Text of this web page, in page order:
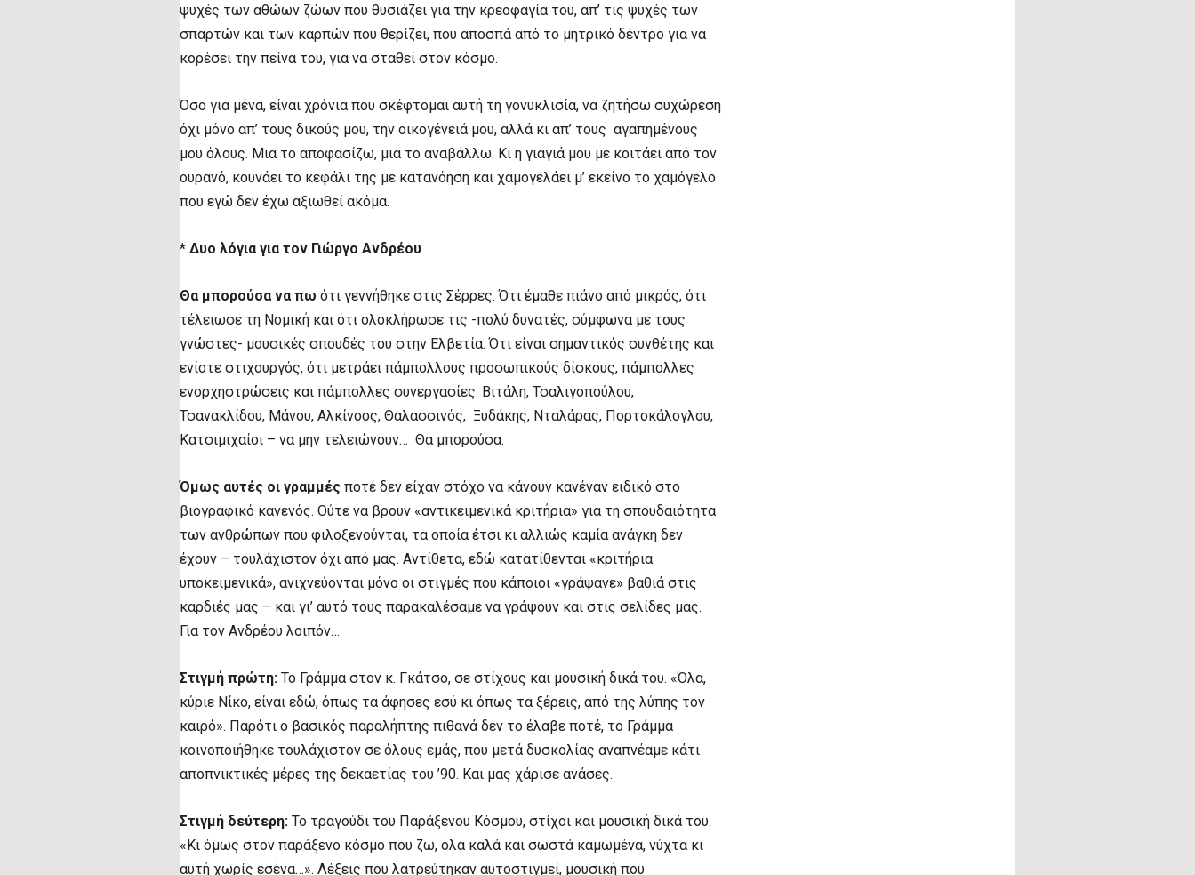
ψυχές των αθώων ζώων που θυσιάζει για την κρεοφαγία του, απ’ τις ψυχές των
σπαρτών και των καρπών που θερίζει, που αποσπά από το μητρικό δέντρο για να
κορέσει την πείνα του, για να σταθεί στον κόσμο.
Όσο για μένα, είναι χρόνια που σκέφτομαι αυτή τη γονυκλισία, να ζητήσω συχώρεση
όχι μόνο απ’ τους δικούς μου, την οικογένειά μου, αλλά κι απ’ τους αγαπημένους
μου όλους. Μια το αποφασίζω, μια το αναβάλλω. Κι η γιαγιά μου με κοιτάει από τον
ουρανό, κουνάει το κεφάλι της με κατανόηση και χαμογελάει μ’ εκείνο το χαμόγελο
που εγώ δεν έχω αξιωθεί ακόμα.
* Δυο λόγια για τον Γιώργο Ανδρέου
Θα μπορούσα να πω ότι γεννήθηκε στις Σέρρες. Ότι έμαθε πιάνο από μικρός, ότι
τέλειωσε τη Νομική και ότι ολοκλήρωσε τις -πολύ δυνατές, σύμφωνα με τους
γνώστες- μουσικές σπουδές του στην Ελβετία. Ότι είναι σημαντικός συνθέτης και
ενίοτε στιχουργός, ότι μετράει πάμπολλους προσωπικούς δίσκους, πάμπολλες
ενορχηστρώσεις και πάμπολλες συνεργασίες: Βιτάλη, Τσαλιγοπούλου,
Τσανακλίδου, Μάνου, Αλκίνοος, Θαλασσινός, Ξυδάκης, Νταλάρας, Πορτοκάλογλου,
Κατσιμιχαίοι – να μην τελειώνουν… Θα μπορούσα.
Όμως αυτές οι γραμμές ποτέ δεν είχαν στόχο να κάνουν κανέναν ειδικό στο
βιογραφικό κανενός. Ούτε να βρουν «αντικειμενικά κριτήρια» για τη σπουδαιότητα
των ανθρώπων που φιλοξενούνται, τα οποία έτσι κι αλλιώς καμία ανάγκη δεν
έχουν – τουλάχιστον όχι από μας. Αντίθετα, εδώ κατατίθενται «κριτήρια
υποκειμενικά», ανιχνεύονται μόνο οι στιγμές που κάποιοι «γράψανε» βαθιά στις
καρδιές μας – και γι’ αυτό τους παρακαλέσαμε να γράψουν και στις σελίδες μας.
Για τον Ανδρέου λοιπόν…
Στιγμή πρώτη: Το Γράμμα στον κ. Γκάτσο, σε στίχους και μουσική δικά του. «Όλα,
κύριε Νίκο, είναι εδώ, όπως τα άφησες εσύ κι όπως τα ξέρεις, από της λύπης τον
καιρό». Παρότι ο βασικός παραλήπτης πιθανά δεν το έλαβε ποτέ, το Γράμμα
κοινοποιήθηκε τουλάχιστον σε όλους εμάς, που μετά δυσκολίας αναπνέαμε κάτι
αποπνικτικές μέρες της δεκαετίας του ’90. Και μας χάρισε ανάσες.
Στιγμή δεύτερη: Το τραγούδι του Παράξενου Κόσμου, στίχοι και μουσική δικά του.
«Κι όμως στον παράξενο κόσμο που ζω, όλα καλά και σωστά καμωμένα, νύχτα κι
αυτή χωρίς εσένα…». Λέξεις που λατρεύτηκαν αυτοστιγμεί, μουσική που